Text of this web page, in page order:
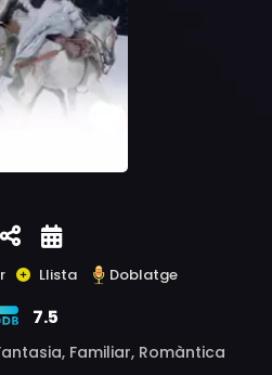
Llista Doblatge
7.5
Familiar, Romàntica